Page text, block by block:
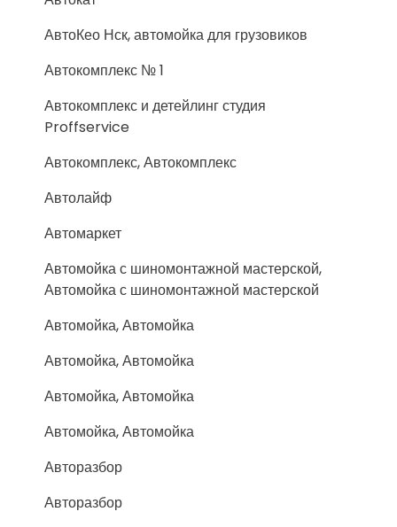
АвтоКео Нск, автомойка для грузовиков
Автокомплекс № 1
Автокомплекс и детейлинг студия
Proffservice
Автокомплекс, Автокомплекс
Автолайф
Автомаркет
Автомойка с шиномонтажной мастерской,
Автомойка с шиномонтажной мастерской
Автомойка, Автомойка
Автомойка, Автомойка
Автомойка, Автомойка
Автомойка, Автомойка
Авторазбор
Авторазбор